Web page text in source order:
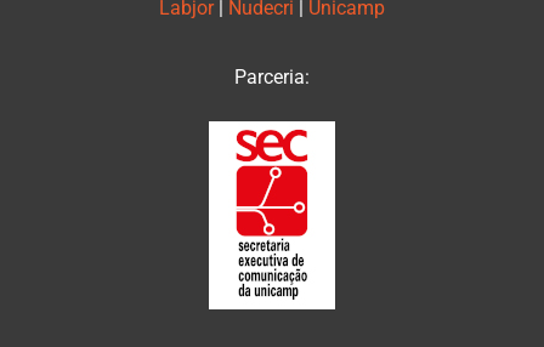
Labjor | Nudecri | Unicamp
Parceria: